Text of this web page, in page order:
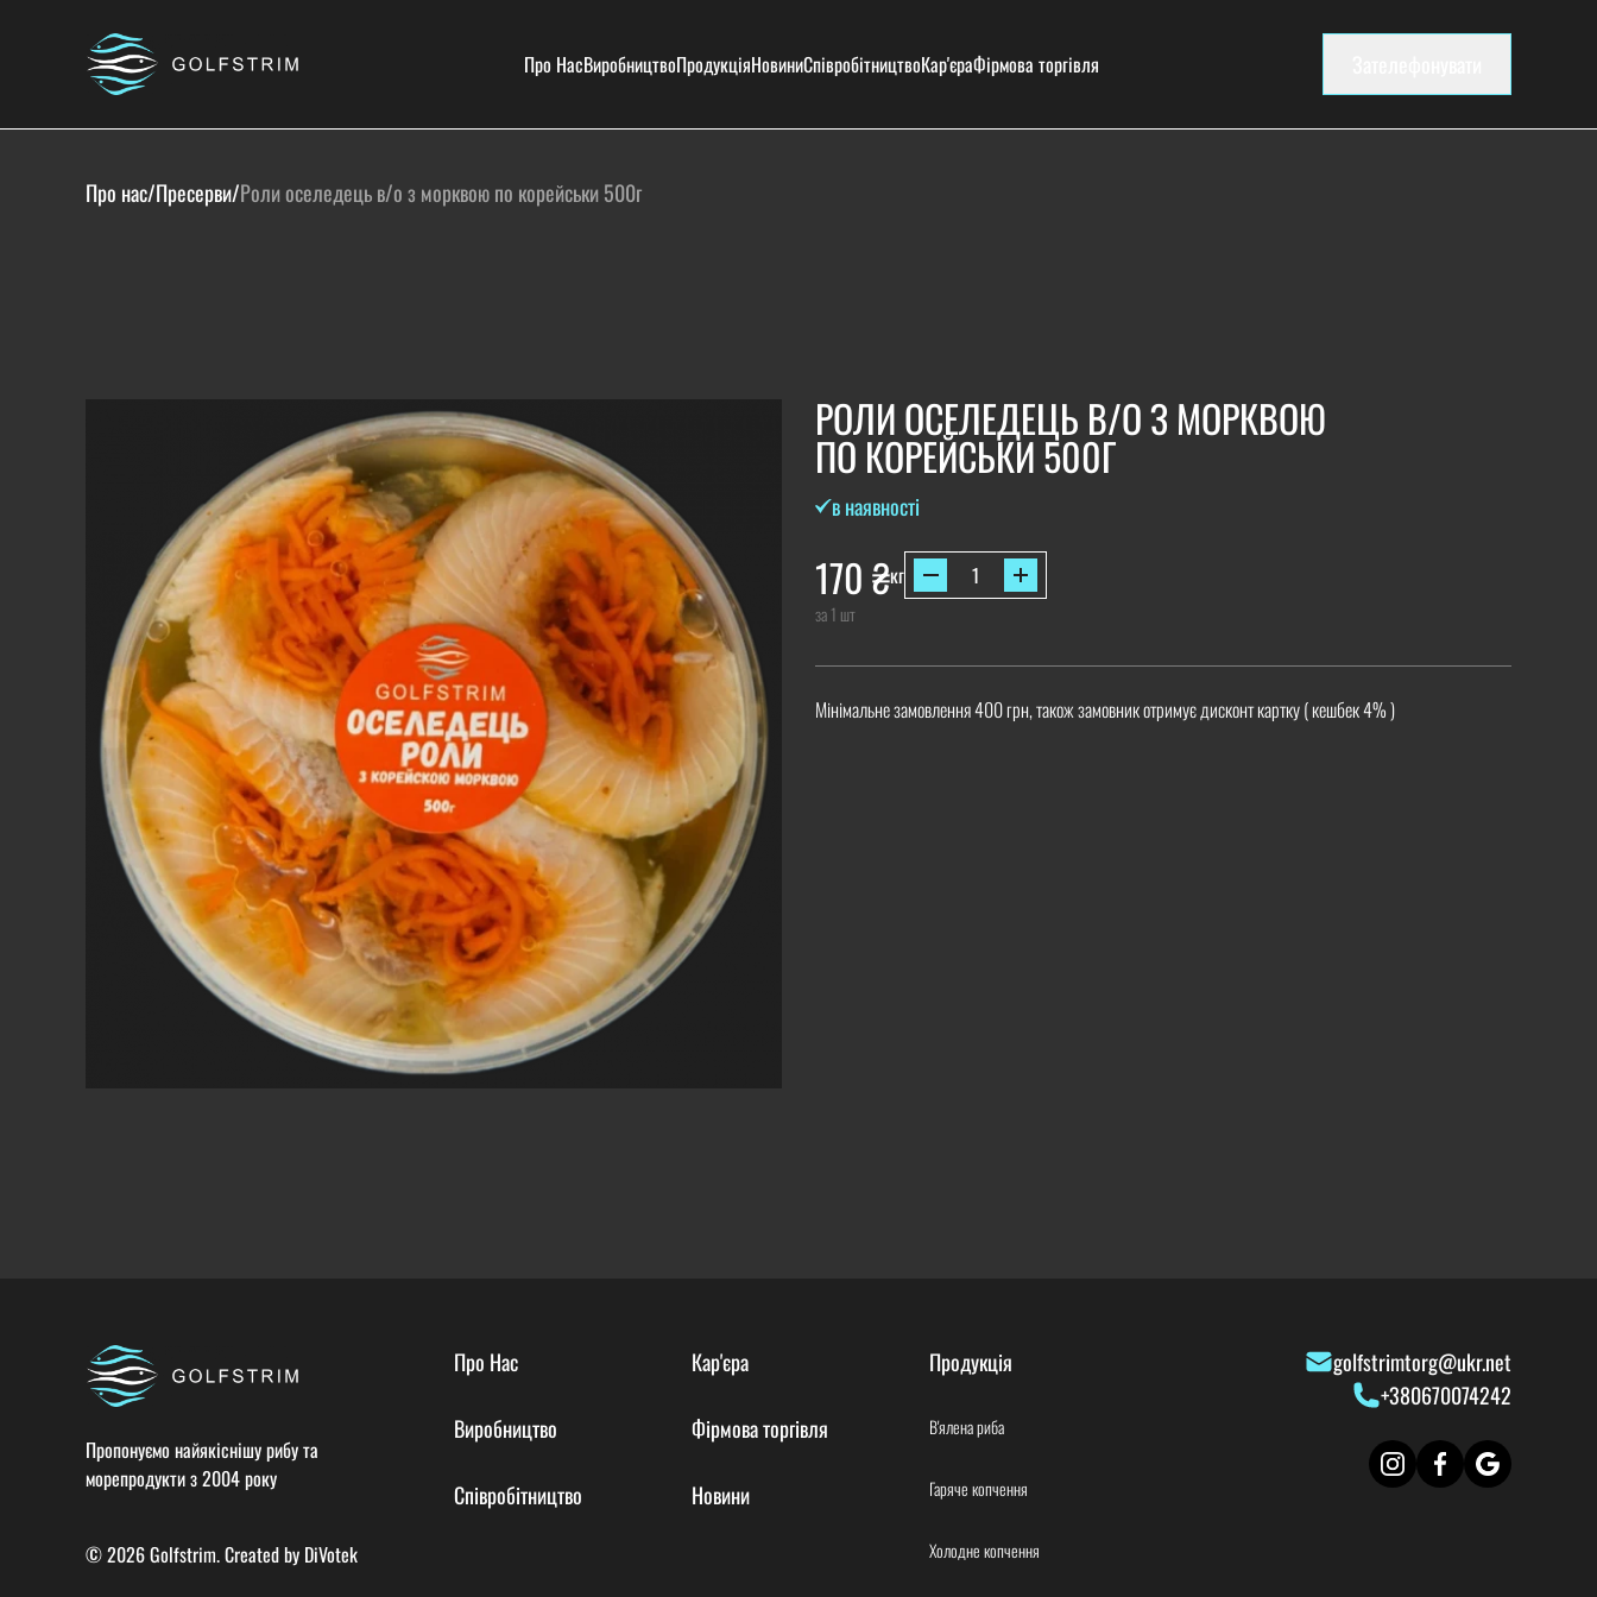
Про НасВиробництвоПродукціяНовиниСпівробітництвоКар'єраФірмова торгівля
Про нас/Пресерви/Роли оселедець в/о з морквою по корейськи 500г
РОЛИ ОСЕЛЕДЕЦЬ В/О З МОРКВОЮ
ПО КОРЕЙСЬКИ 500Г
в наявності
170₴кг
за 1 шт
Мінімальне замовлення 400 грн, також замовник отримує дисконт картку ( кешбек 4% )
Пропонуємо найякіснішу рибу та
морепродукти з 2004 року
© 2026 Golfstrim. Created by DiVotek
Про Нас
Виробництво
Співробітництво
Кар'єра
Фірмова торгівля
Новини
Продукція
В'ялена риба
Гаряче копчення
Холодне копчення
golfstrimtorg@ukr.net
+380670074242